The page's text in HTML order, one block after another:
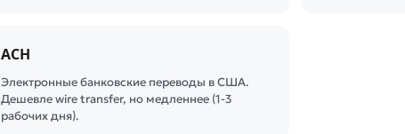
ACH
Электронные банковские переводы в США.
Дешевле wire transfer, но медленнее (1-3
рабочих дня).